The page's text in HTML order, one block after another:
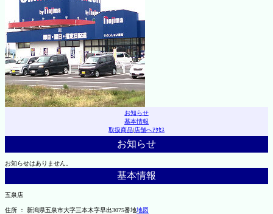
お知らせ
基本情報
取扱商品|店舗へｱｸｾｽ
お知らせ
お知らせはありません。
基本情報
五泉店
住所 ： 新潟県五泉市大字三本木字早出3075番地地図